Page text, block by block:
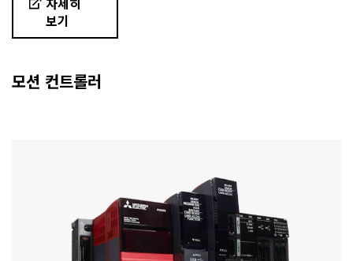
보기
모션 컨트롤러